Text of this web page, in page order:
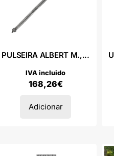
PULSEIRA ALBERT M.,...
168,26€
IVA incluido
Adicionar